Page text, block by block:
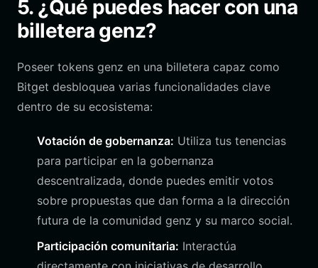
5. ¿Qué puedes hacer con una
billetera genz?
Poseer tokens genz en una billetera capaz como
Bitget desbloquea varias funcionalidades clave
dentro de su ecosistema:
Votación de gobernanza: Utiliza tus tenencias
para participar en la gobernanza
descentralizada, donde puedes emitir votos
sobre propuestas que dan forma a la dirección
futura de la comunidad genz y su marco social.
Participación comunitaria: Interactúa